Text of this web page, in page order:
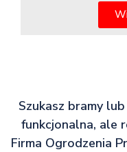
Szukasz bramy
funkcjonalna, ale
Firma Ogrodzenia